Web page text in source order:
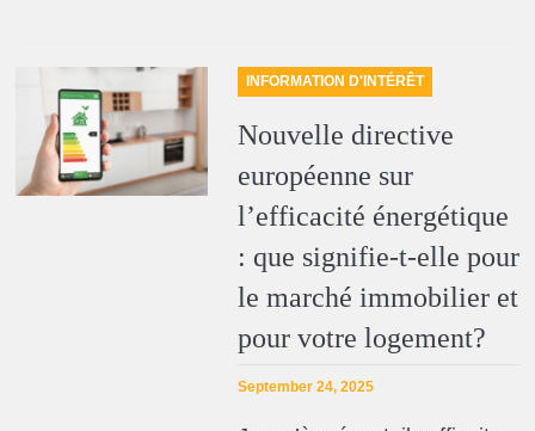
INFORMATION D'INTÉRÊT
Nouvelle directive
européenne sur
l’efficacité énergétique
: que signifie-t-elle pour
le marché immobilier et
pour votre logement?
September 24, 2025